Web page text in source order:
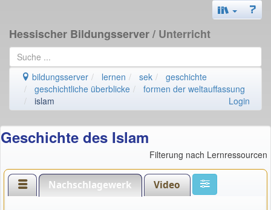
Hessischer Bildungsserver/ Unterricht
bildungsserver lernen sek
geschichte
geschichtliche überblicke
formen der weltauffassung
islam
Login
Geschichte des Islam
Filterung nach Lernressourcen
Nachschlagewerk Video